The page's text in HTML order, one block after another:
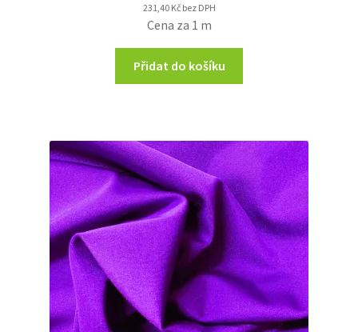
231,40 Kčbez DPH
Cena za 1 m
Přidat do košíku